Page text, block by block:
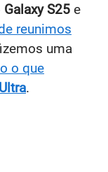
Galaxy S25 e
reunimos
uma
o que
.